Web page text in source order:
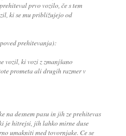
prvo vozilo, če s tem
ki se mu približujejo od
prehitevanja):
vozil, ki vozi z zmanjšano
prometa ali drugih razmer v
na desnem pasu in jih ze prehitevas
je hitrejsi, jih lahko mirne duse
umakniti med tovornjake. Ce se